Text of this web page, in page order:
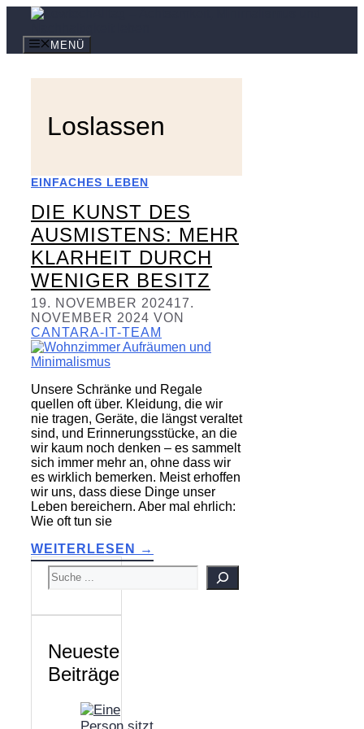
springenMENÜ
Loslassen
EINFACHES LEBEN
DIE KUNST DES
AUSMISTENS: MEHR
KLARHEIT DURCH
WENIGER BESITZ
19. NOVEMBER 202417.
NOVEMBER 2024 VON
CANTARA-IT-TEAM
Unsere Schränke und Regale
quellen oft über. Kleidung, die wir
nie tragen, Geräte, die längst veraltet
sind, und Erinnerungsstücke, an die
wir kaum noch denken – es sammelt
sich immer mehr an, ohne dass wir
es wirklich bemerken. Meist erhoffen
wir uns, dass diese Dinge unser
Leben bereichern. Aber mal ehrlich:
Wie oft tun sie
WEITERLESEN →
SUCHEN
Neueste
Beiträge